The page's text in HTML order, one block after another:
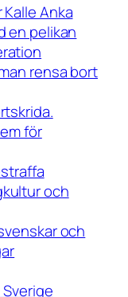
Anka
en pelikan
rensa bort
för
och
och